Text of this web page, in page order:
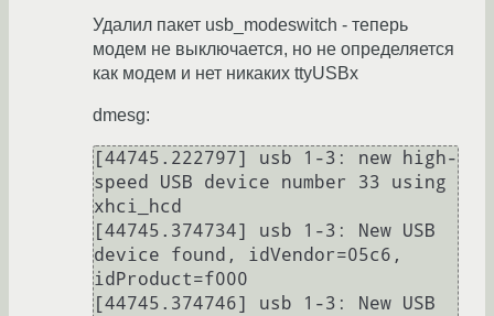
Удалил пакет usb_modeswitch - теперь
модем не выключается, но не определяется
как модем и нет никаких ttyUSBx
dmesg:
[44745.222797] usb 1-3: new high-
speed USB device number 33 using
xhci_hcd
[44745.374734] usb 1-3: New USB
device found, idVendor=05c6,
idProduct=f000
[44745.374746] usb 1-3: New USB